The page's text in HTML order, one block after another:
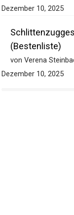
Dezember 10, 2025
(Bestenliste)
von Verena
Dezember 10, 2025